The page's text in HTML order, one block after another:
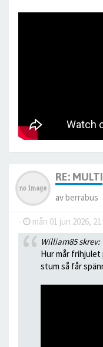
RE:
avberrabus
- mån 01 jun 2026,
William85 skrev:
Hur mår frihjulet
stum så får